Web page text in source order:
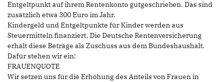
Entgeltpunkt auf ihrem Rentenkonto gutgeschrieben. Das sind
zusätzlich etwa 300 Euro im Jahr.
Kindergeld und Entgeltpunkte für Kinder werden aus
Steuermitteln finanziert. Die Deutsche Rentenversicherung
erhält diese Beträge als Zuschuss aus dem Bundeshaushalt.
Dafür stehen wir ein:
FRAUENQUOTE
Wir setzen uns für die Erhöhung des Anteils von Frauen in